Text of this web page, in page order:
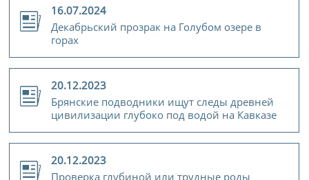
16.07.2024
Декабрьский прозрак на Голубом озере в
горах
20.12.2023
Брянские подводники ищут следы древней
цивилизации глубоко под водой на Кавказе
20.12.2023
Проверка глубиной или трудные роды